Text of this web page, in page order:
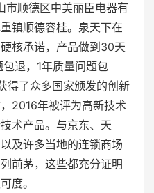
顺德区中美丽臣电器有
镇顺德容桂。泉天下在
核承诺，产品做到30天
退，1年质量问题包
得了众多国家颁发的创新
2016年被评为高新技术
术产品。与京东、天
及许多当地的连锁商场
前茅，这些都充分证明
度。